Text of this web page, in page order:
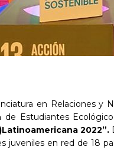
en Relaciones y
Estudiantes
2022”.
juveniles en red de 18